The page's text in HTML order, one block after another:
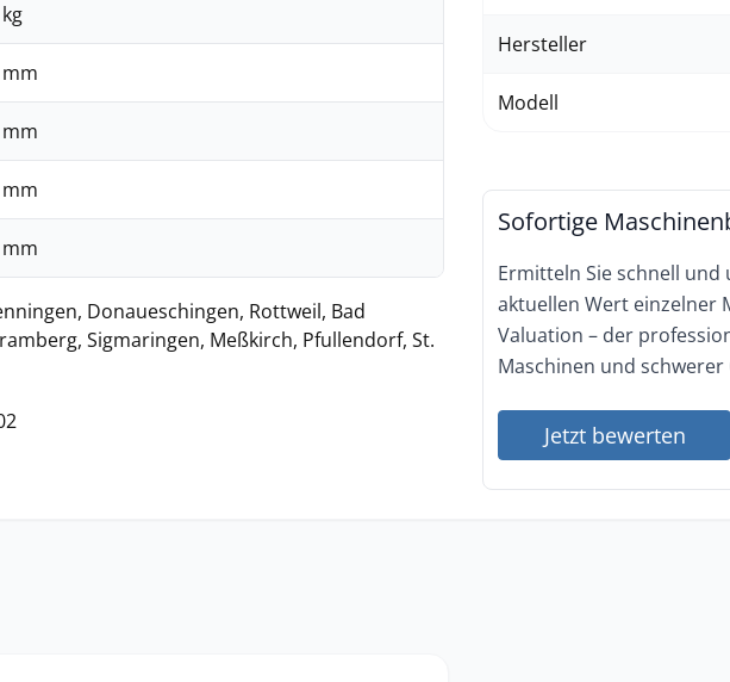
Donaueschingen, Rottweil, Bad
Sigmaringen, Meßkirch, Pfullendorf, St.
Hersteller
Modell
Sofortige
Ermitteln Sie schnell
aktuellen Wert einzelner
Valuation – der
Maschinen und schwerer
Jetzt bewerten